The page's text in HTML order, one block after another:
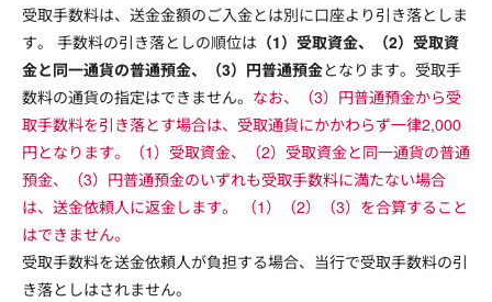
受取手数料は、送金金額のご入金とは別に口座より引き落としま
す。 手数料の引き落としの順位は （1）受取資金、（2）受取資
金と同一通貨の普通預金、（3）円普通預金となります。受取手
数料の通貨の指定はできません。 なお、（3）円普通預金から受
取手数料を引き落とす場合は、受取通貨にかかわらず一律2,000
円となります。（1）受取資金、（2）受取資金と同一通貨の普通
預金、（3）円普通預金のいずれも受取手数料に満たない場合
は、送金依頼人に返金します。 （1）（2）（3）を合算すること
はできません。
受取手数料を送金依頼人が負担する場合、当行で受取手数料の引
き落としはされません。